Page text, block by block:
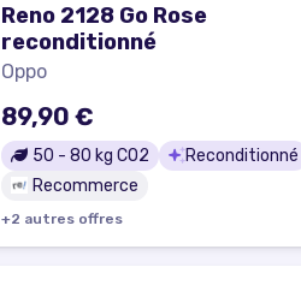
Reno 2128 Go Rose
reconditionné
Oppo
89,90 €
50 - 80 kg CO2
Reconditionné
Recommerce
+2 autresoffres